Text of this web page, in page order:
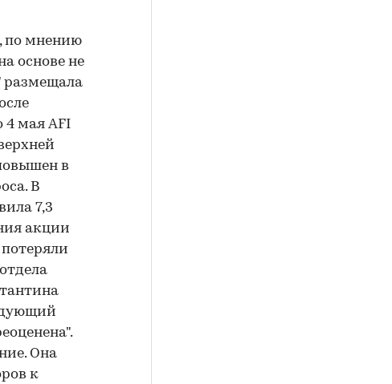
по мнению
основе не
размещала
4 мая AFI
в
В
7,3
акции
Она
к